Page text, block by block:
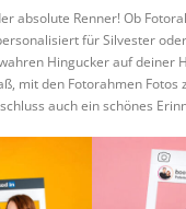
absolute Renner! Ob
für Silvester
Hingucker auf deiner
mit den Fotorahmen Fotos
auch ein schönes